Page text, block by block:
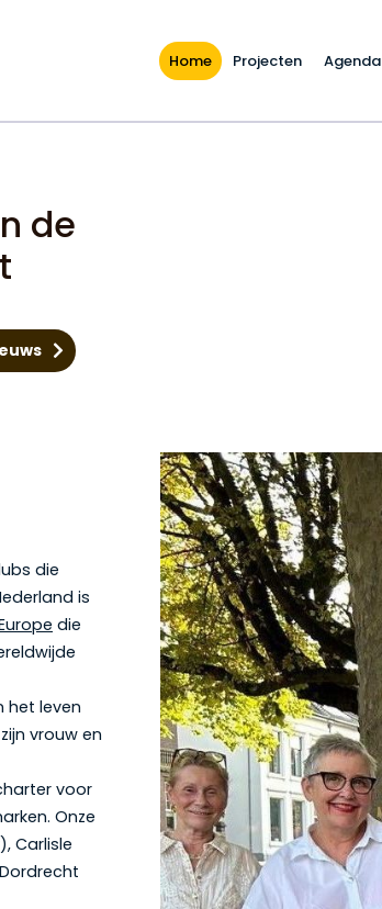
Home Projecten Agenda
de
die
is
die
het leven
vrouw en
voor
Onze
Carlisle